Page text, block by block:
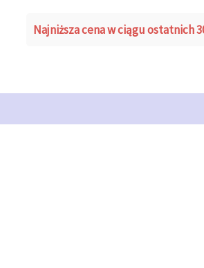
Najniższa cena w ciągu ostatnich